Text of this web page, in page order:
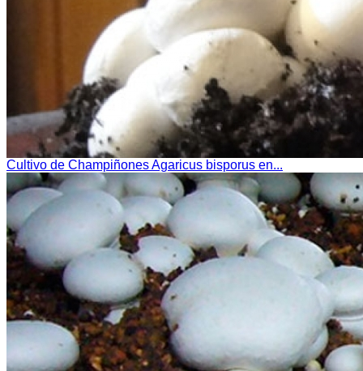
Cultivo de Champiñones Agaricus bisporus en...